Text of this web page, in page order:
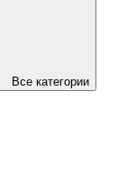
Все категории